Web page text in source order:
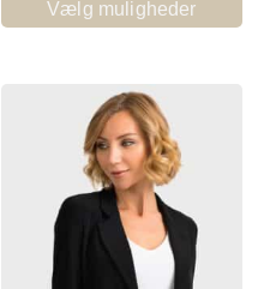
Vælg muligheder